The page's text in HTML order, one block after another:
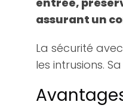
assurant un
La sécurité
les intrusions.